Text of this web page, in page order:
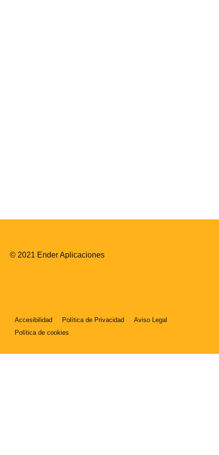
© 2021 Ender Aplicaciones
Accesibilidad Política de Privacidad
Aviso Legal
Política de cookies